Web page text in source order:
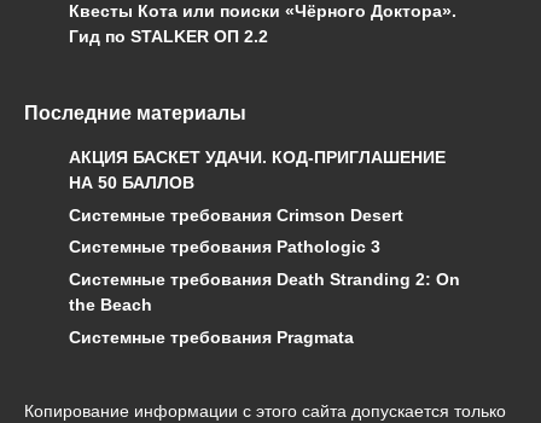
Квесты Кота или поиски «Чёрного Доктора».
Гид по STALKER ОП 2.2
Последние материалы
АКЦИЯ БАСКЕТ УДАЧИ. КОД-ПРИГЛАШЕНИЕ
НА 50 БАЛЛОВ
Системные требования Crimson Desert
Системные требования Pathologic 3
Системные требования Death Stranding 2: On
the Beach
Системные требования Pragmata
Копирование информации с этого сайта допускается только